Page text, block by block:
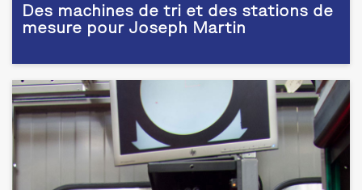
Des machines de tri et des stations de
mesure pour Joseph Martin